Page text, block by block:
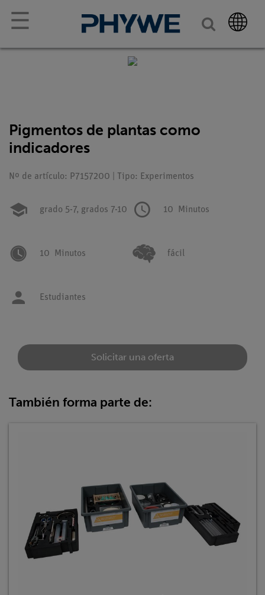
☰
Pigmentos de plantas como
indicadores
Nº de artículo: P7157200 | Tipo: Experimentos
grado 5-7, grados 7-10 10 Minutos
10 Minutos fácil
Estudiantes
Solicitar una oferta
También forma parte de: